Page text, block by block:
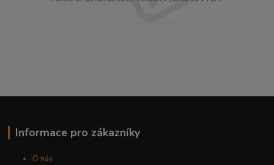
Informace pro zákazníky
O nás